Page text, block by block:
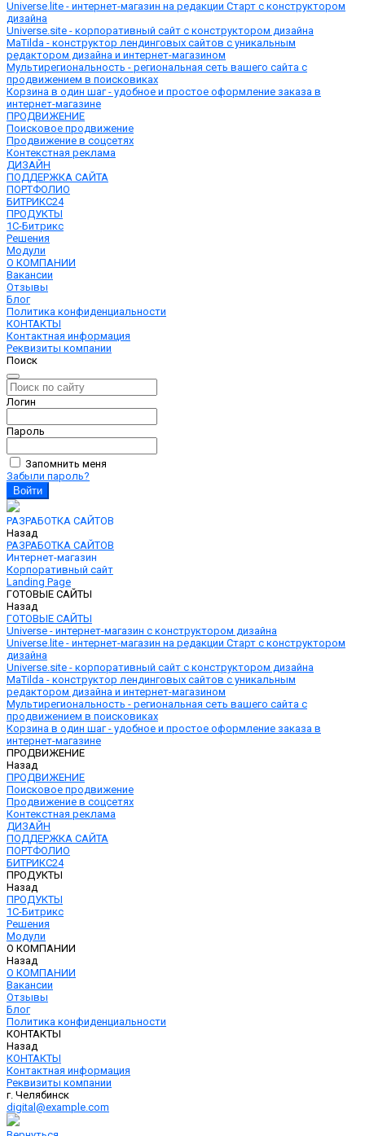
Universe.lite - интернет-магазин на редакции Старт с конструктором
дизайна
Universe.site - корпоративный сайт с конструктором дизайна
MaTilda - конструктор лендинговых сайтов с уникальным
редактором дизайна и интернет-магазином
Мультирегиональность - региональная сеть вашего сайта с
продвижением в поисковиках
Корзина в один шаг - удобное и простое оформление заказа в
интернет-магазине
ПРОДВИЖЕНИЕ
Поисковое продвижение
Продвижение в соцсетях
Контекстная реклама
ДИЗАЙН
ПОДДЕРЖКА САЙТА
ПОРТФОЛИО
БИТРИКС24
ПРОДУКТЫ
1С-Битрикс
Решения
Модули
О КОМПАНИИ
Вакансии
Отзывы
Блог
Политика конфиденциальности
КОНТАКТЫ
Контактная информация
Реквизиты компании
Поиск
Логин
Пароль
Запомнить меня
Забыли пароль?
РАЗРАБОТКА САЙТОВ
Назад
РАЗРАБОТКА САЙТОВ
Интернет-магазин
Корпоративный сайт
Landing Page
ГОТОВЫЕ САЙТЫ
Назад
ГОТОВЫЕ САЙТЫ
Universe - интернет-магазин с конструктором дизайна
Universe.lite - интернет-магазин на редакции Старт с конструктором
дизайна
Universe.site - корпоративный сайт с конструктором дизайна
MaTilda - конструктор лендинговых сайтов с уникальным
редактором дизайна и интернет-магазином
Мультирегиональность - региональная сеть вашего сайта с
продвижением в поисковиках
Корзина в один шаг - удобное и простое оформление заказа в
интернет-магазине
ПРОДВИЖЕНИЕ
Назад
ПРОДВИЖЕНИЕ
Поисковое продвижение
Продвижение в соцсетях
Контекстная реклама
ДИЗАЙН
ПОДДЕРЖКА САЙТА
ПОРТФОЛИО
БИТРИКС24
ПРОДУКТЫ
Назад
ПРОДУКТЫ
1С-Битрикс
Решения
Модули
О КОМПАНИИ
Назад
О КОМПАНИИ
Вакансии
Отзывы
Блог
Политика конфиденциальности
КОНТАКТЫ
Назад
КОНТАКТЫ
Контактная информация
Реквизиты компании
г. Челябинск
digital@example.com